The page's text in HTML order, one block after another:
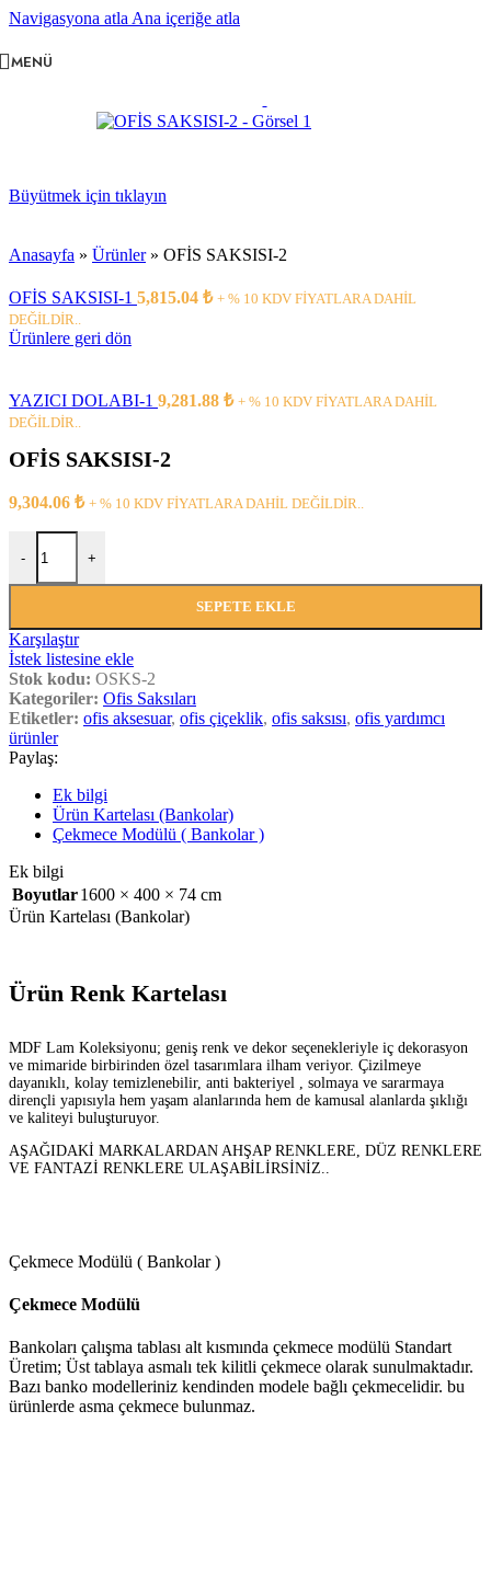
Navigasyona atla Ana içeriğe atla
MENÜ
Büyütmek için tıklayın
Anasayfa » Ürünler» OFİS SAKSISI-2
OFİS SAKSISI-1 5,815.04 ₺ + % 10 KDV FİYATLARA DAHİL
DEĞİLDİR..
Ürünlere geri dön
YAZICI DOLABI-1 9,281.88 ₺ + % 10 KDV FİYATLARA DAHİL
DEĞİLDİR..
OFİS SAKSISI-2
9,304.06 ₺ + % 10 KDV FİYATLARA DAHİL DEĞİLDİR..
-
OFİS SAKSISI-2 adet
+
SEPETE EKLE
Karşılaştır
İstek listesine ekle
Stok kodu: OSKS-2
Kategoriler: Ofis Saksıları
Etiketler: ofis aksesuar, ofis çiçeklik, ofis saksısı, ofis yardımcı
ürünler
Paylaş:
Ek bilgi
Ürün Kartelası (Bankolar)
Çekmece Modülü ( Bankolar )
Ek bilgi
Boyutlar1600 × 400 × 74 cm
Ürün Kartelası (Bankolar)
Ürün Renk Kartelası
MDF Lam Koleksiyonu; geniş renk ve dekor seçenekleriyle iç dekorasyon
ve mimaride birbirinden özel tasarımlara ilham veriyor. Çizilmeye
dayanıklı, kolay temizlenebilir, anti bakteriyel , solmaya ve sararmaya
dirençli yapısıyla hem yaşam alanlarında hem de kamusal alanlarda şıklığı
ve kaliteyi buluşturuyor.
AŞAĞIDAKİ MARKALARDAN AHŞAP RENKLERE, DÜZ RENKLERE
VE FANTAZİ RENKLERE ULAŞABİLİRSİNİZ..
Çekmece Modülü ( Bankolar )
Çekmece Modülü
Bankoları çalışma tablası alt kısmında çekmece modülü Standart
Üretim; Üst tablaya asmalı tek kilitli çekmece olarak sunulmaktadır.
Bazı banko modelleriniz kendinden modele bağlı çekmecelidir. bu
ürünlerde asma çekmece bulunmaz.